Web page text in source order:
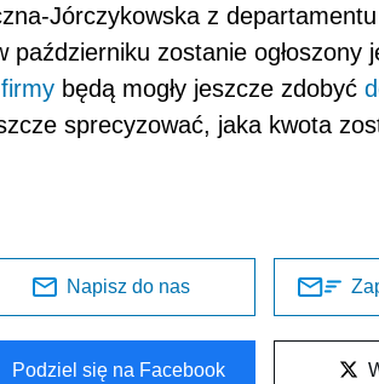
Jórczykowska z
październiku zostanie ogłoszony
będą mogły jeszcze zdobyć
sprecyzować, jaka kwota
Napisz do nas
Podziel się na Facebook